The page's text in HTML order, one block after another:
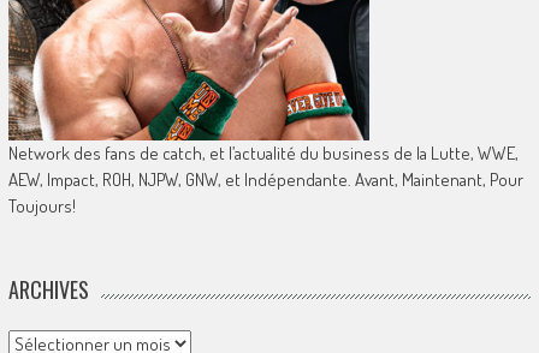
Network des fans de catch, et l’actualité du business de la Lutte, WWE,
AEW, Impact, ROH, NJPW, GNW, et Indépendante. Avant, Maintenant, Pour
Toujours!
ARCHIVES
Archives